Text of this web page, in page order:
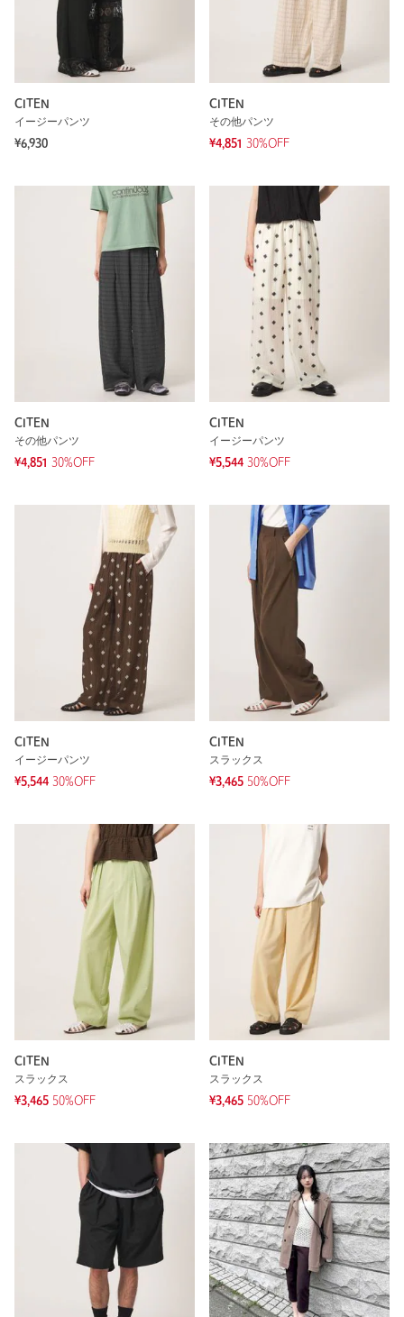
CITEN
イージーパンツ
¥6,930
CITEN
その他パンツ
¥4,851 30%OFF
CITEN
その他パンツ
¥4,851 30%OFF
CITEN
イージーパンツ
¥5,544 30%OFF
CITEN
イージーパンツ
¥5,544 30%OFF
CITEN
スラックス
¥3,465 50%OFF
CITEN
スラックス
¥3,465 50%OFF
CITEN
スラックス
¥3,465 50%OFF